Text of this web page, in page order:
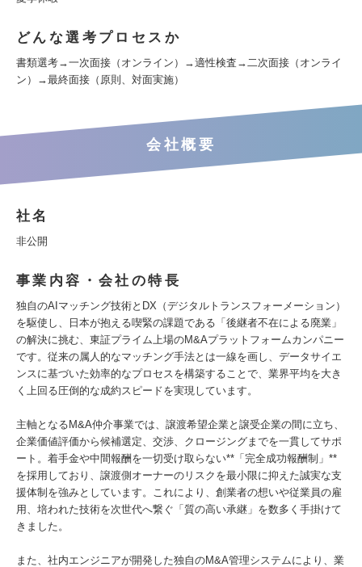
どんな選考プロセスか
書類選考→一次面接（オンライン）→適性検査→二次面接（オンライ
ン）→最終面接（原則、対面実施）
会社概要
社名
非公開
事業内容・会社の特長
独自のAIマッチング技術とDX（デジタルトランスフォーメーション）
を駆使し、日本が抱える喫緊の課題である「後継者不在による廃業」
の解決に挑む、東証プライム上場のM&Aプラットフォームカンパニー
です。従来の属人的なマッチング手法とは一線を画し、データサイエ
ンスに基づいた効率的なプロセスを構築することで、業界平均を大き
く上回る圧倒的な成約スピードを実現しています。
主軸となるM&A仲介事業では、譲渡希望企業と譲受企業の間に立ち、
企業価値評価から候補選定、交渉、クロージングまでを一貫してサポ
ート。着手金や中間報酬を一切受け取らない**「完全成功報酬制」**
を採用しており、譲渡側オーナーのリスクを最小限に抑えた誠実な支
援体制を強みとしています。これにより、創業者の想いや従業員の雇
用、培われた技術を次世代へ繋ぐ「質の高い承継」を数多く手掛けて
きました。
また、社内エンジニアが開発した独自のM&A管理システムにより、業